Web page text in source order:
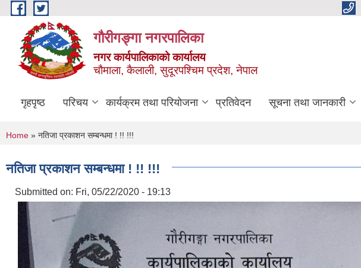
Skip to main content
गौरीगङ्गा नगरपालिका
नगर कार्यपालिकाको कार्यालय
चौमाला, कैलाली, सुदूरपश्चिम प्रदेश, नेपाल
गृहपृष्ठ परिचय कार्यक्रम तथा परियोजना प्रतिवेदन सूचना तथा जानकारी
You are here
Home » नतिजा प्रकाशन सम्बन्धमा ! !! !!!
नतिजा प्रकाशन सम्बन्धमा ! !! !!!
Submitted on: Fri, 05/22/2020 - 19:13